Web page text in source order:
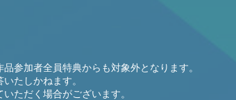
参加者全員特典からも対象外となります。
たしかねます。
ただく場合がございます。